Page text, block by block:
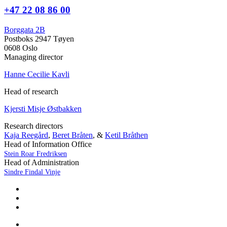
+47 22 08 86 00
Borggata 2B
Postboks 2947 Tøyen
0608 Oslo
Managing director
Hanne Cecilie Kavli
Head of research
Kjersti Misje Østbakken
Research directors
Kaja Reegård, Beret Bråten, & Ketil Bråthen
Head of Information Office
Stein Roar Fredriksen
Head of Administration
Sindre Findal Vinje